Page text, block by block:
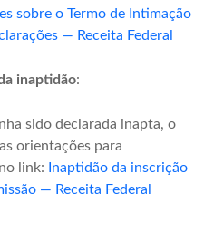
sobre o Termo de Intimação
— Receita Federal
inaptidão:
sido declarada inapta, o
orientações para
link:
Inaptidão da inscrição
— Receita Federal